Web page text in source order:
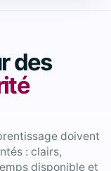
des
doivent
: clairs,
disponible et